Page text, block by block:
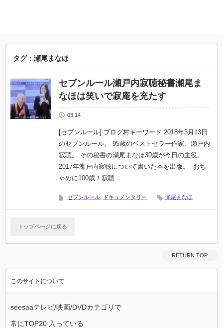
タグ：瀬尾まなほ
セブンルール瀬戸内寂聴秘書瀬尾ま
なほは笑いで寂庵を充たす
03.14
[セブンルール] ブログ村キーワード 2018年3月13日
のセブンルール。 95歳のベストセラー作家、瀬戸内
寂聴。 その秘書の瀬尾まなほ30歳が今日の主役。
2017年瀬戸内寂聴について書いた本を出版。 ”おち
ゃめに100歳！寂聴…
セブンルール ドキュメンタリー 瀬尾まなほ
トップページに戻る
RETURN TOP
このサイトについて
seesaaテレビ/映画/DVDカテゴリで
常にTOP20 入っている